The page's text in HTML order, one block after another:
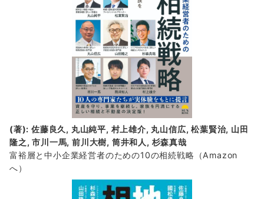
(著): 佐藤良久, 丸山純平, 村上雄介, 丸山信広, 松葉賢治, 山田
隆之, 市川一馬, 前川大樹, 筒井和人, 杉森真哉
富裕層と中小企業経営者のための10の相続戦略 （Amazon
へ）